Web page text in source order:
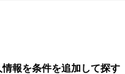
報を条件を追加して探す